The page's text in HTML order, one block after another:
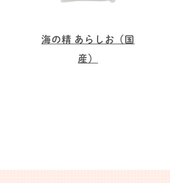
海の精 あらしお（国
産）